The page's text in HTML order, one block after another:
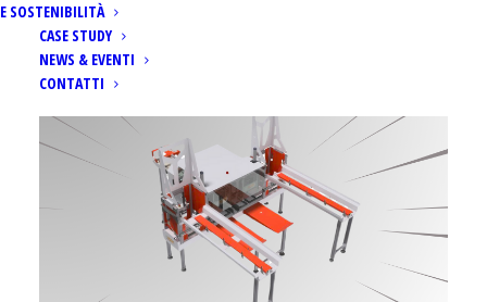
E SOSTENIBILITÀ
CASE STUDY
NEWS & EVENTI
CONTATTI